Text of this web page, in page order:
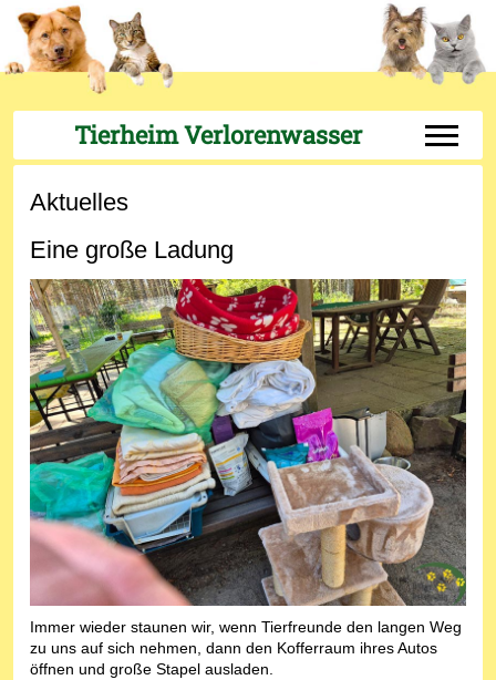
Tierheim Verlorenwasser Off-
Aktuelles
Eine große Ladung
Immer wieder staunen wir, wenn Tierfreunde den langen Weg
zu uns auf sich nehmen, dann den Kofferraum ihres Autos
öffnen und große Stapel ausladen.